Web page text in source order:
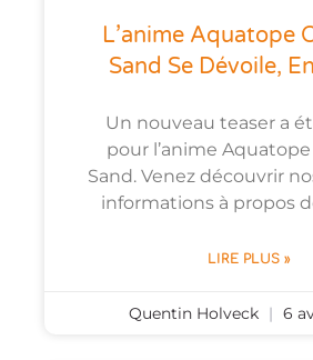
L’anime Aquatope
Sand Se Dévoile,
Un nouveau teaser a
pour l’anime
Sand. Venez découvrir
informations à propos
LIRE PLUS »
Quentin Holveck 6